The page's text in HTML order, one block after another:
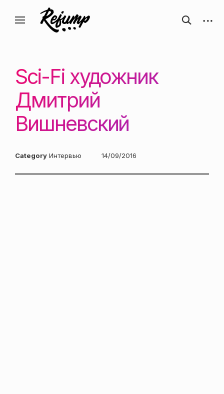
содержанию
Искусство, дизайн, вдохновение —
ReJump.ru
Блог о творчестве
открыть
форму
Sci-Fi художник
Дмитрий
Вишневский
Category Интервью
Posted
14/09/2016